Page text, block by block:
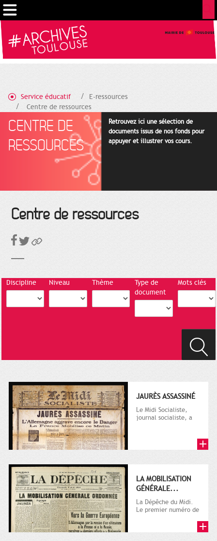
Service éducatif
E-ressources
Centre de ressources
CENTRE DE
RESSOURCES
Retrouvez ici une sélection de
documents issus de nos fonds pour
appuyer et illustrer vos cours.
Centre de ressources
Discipline Niveau Thème
Type de
document
Mots clés
JAURÈS ASSASSINÉ
Le Midi Socialiste,
journal socialiste, a
LA MOBILISATION
GÉNÉRALE...
La Dépêche du Midi.
Le premier numéro de
octobre...
Gestion de vos préférences sur les cookies